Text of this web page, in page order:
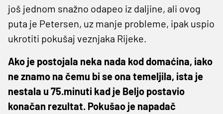
još jednom snažno odapeo iz daljine, ali ovog
puta je Petersen, uz manje probleme, ipak uspio
ukrotiti pokušaj veznjaka Rijeke.
Ako je postojala neka nada kod domaćina, iako
ne znamo na čemu bi se ona temeljila, ista je
nestala u 75.minuti kad je Beljo postavio
konačan rezultat. Pokušao je napadač